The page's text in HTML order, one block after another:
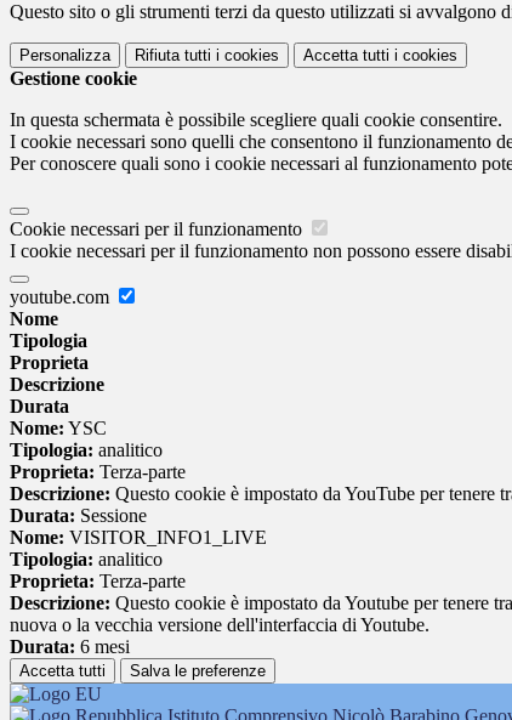
Questo sito o gli strumenti terzi da questo utilizzati si avvalgono
Personalizza Rifiuta tutti i cookies Accetta tutti i cookies
Gestione cookie
In questa schermata è possibile scegliere quali cookie consentire.
I cookie necessari sono quelli che consentono il funzionamento
Per conoscere quali sono i cookie necessari al funzionamento
Cookie necessari per il funzionamento
I cookie necessari per il funzionamento non possono essere
youtube.com
Nome
Tipologia
Proprieta
Descrizione
Durata
Nome: YSC
Tipologia: analitico
Proprieta: Terza-parte
Descrizione: Questo cookie è impostato da YouTube per
Durata: Sessione
Nome: VISITOR_INFO1_LIVE
Tipologia: analitico
Proprieta: Terza-parte
Descrizione: Questo cookie è impostato da Youtube per tenere
nuova o la vecchia versione dell'interfaccia di Youtube.
Durata: 6 mesi
Accetta tutti Salva le preferenze